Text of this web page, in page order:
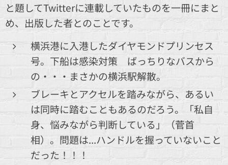
と題してTwitterに連載していたものを一冊にまと
め、出版した者とのことです。
横浜港に入港したダイヤモンドプリンセス
号。下船は感染対策 ばっちりなバスから
の・・・まさかの横浜駅解散。
ブレーキとアクセルを踏みながら、あるい
は同時に踏むこともあるのだろう。「私自
身、悩みながら判断している」（菅首
相）。問題は...ハンドルを握っていないこと
だった！！！